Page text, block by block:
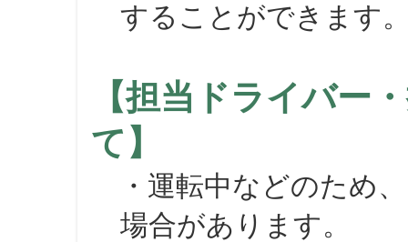
することができます
【担当ドライバー
て】
・運転中などのため
場合があります。